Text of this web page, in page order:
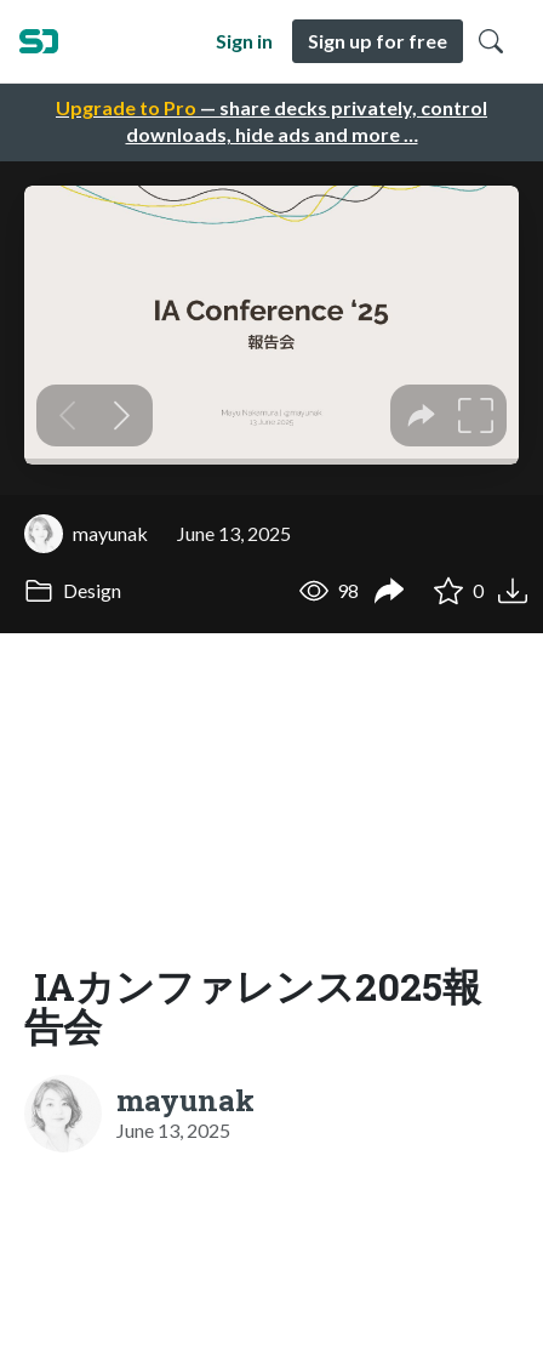
Upgrade to Pro — share decks privately, control
downloads, hide ads and more …
Sign in Sign up for free
mayunak June 13, 2025
Design 98 0
IAカンファレンス2025報
告会
mayunak
June 13, 2025